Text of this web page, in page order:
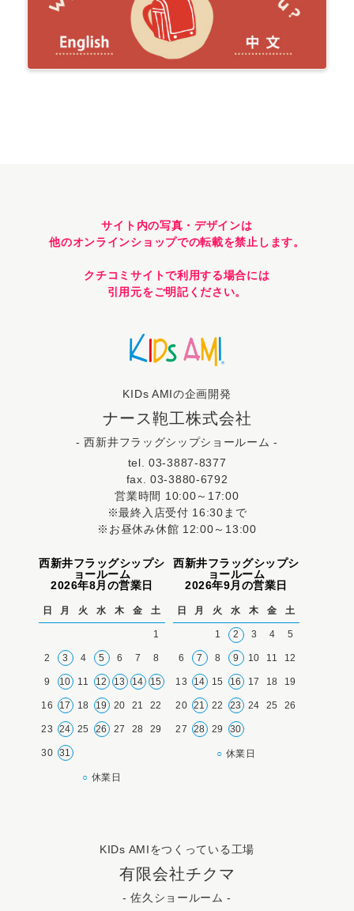
サイト内の写真・デザインは
他のオンラインショップでの転載を禁止します。
クチコミサイトで利用する場合には
引用元をご明記ください。
KIDs AMIの企画開発
ナース鞄工株式会社
- 西新井フラッグシップショールーム -
tel. 03-3887-8377
fax. 03-3880-6792
営業時間 10:00～17:00
※最終入店受付 16:30まで
※お昼休み休館 12:00～13:00
西新井フラッグシップシ
ョールーム
2026年8月の営業日
日 月 火 水 木 金 土
1
2 3 4 5 6 7 8
9 10 11 12 13 14 15
16 17 18 19 20 21 22
23 24 25 26 27 28 29
30 31
○ 休業日
西新井フラッグシップシ
ョールーム
2026年9月の営業日
日 月 火 水 木 金 土
1 2 3 4 5
6 7 8 9 10 11 12
13 14 15 16 17 18 19
20 21 22 23 24 25 26
27 28 29 30
○ 休業日
KIDs AMIをつくっている工場
有限会社チクマ
- 佐久ショールーム -